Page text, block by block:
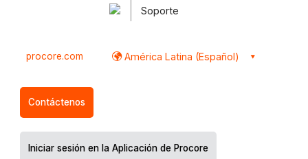
Soporte
procore.com América Latina (Español)
Contáctenos
Iniciar sesión en la Aplicación de Procore